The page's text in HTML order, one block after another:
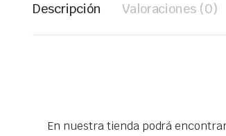
Descripción Valoraciones (0)
En nuestra tienda podrá